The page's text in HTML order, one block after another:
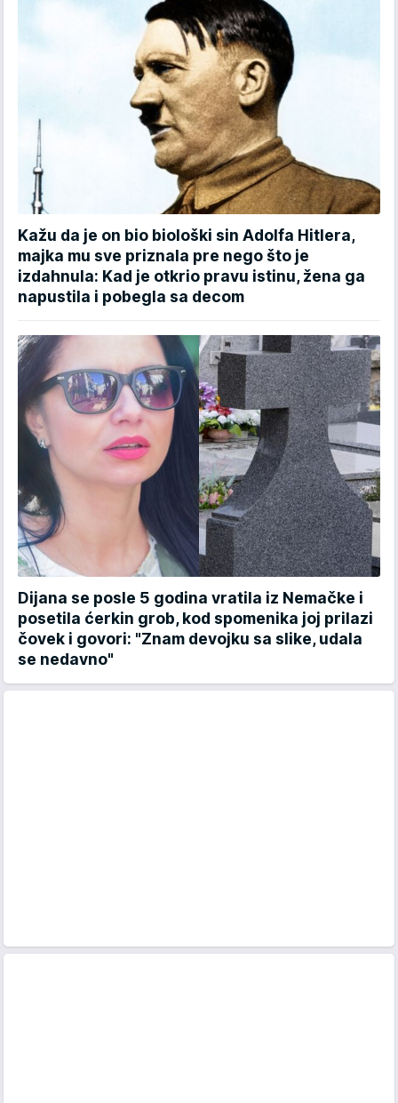
Kažu da je on bio biološki sin Adolfa Hitlera,
majka mu sve priznala pre nego što je
izdahnula: Kad je otkrio pravu istinu, žena ga
napustila i pobegla sa decom
Dijana se posle 5 godina vratila iz Nemačke i
posetila ćerkin grob, kod spomenika joj prilazi
čovek i govori: "Znam devojku sa slike, udala
se nedavno"